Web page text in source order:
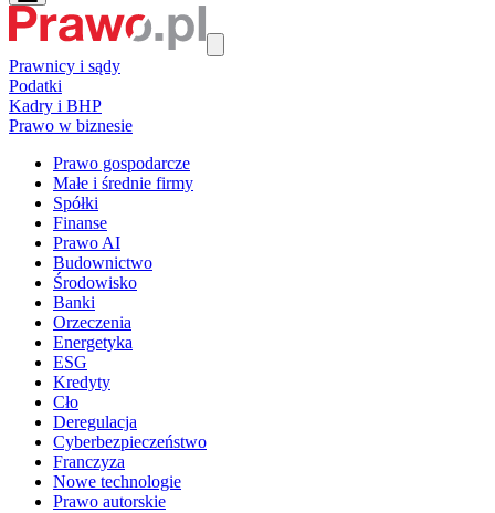
Prawnicy i sądy
Podatki
Kadry i BHP
Prawo w biznesie
Prawo gospodarcze
Małe i średnie firmy
Spółki
Finanse
Prawo AI
Budownictwo
Środowisko
Banki
Orzeczenia
Energetyka
ESG
Kredyty
Cło
Deregulacja
Cyberbezpieczeństwo
Franczyza
Nowe technologie
Prawo autorskie